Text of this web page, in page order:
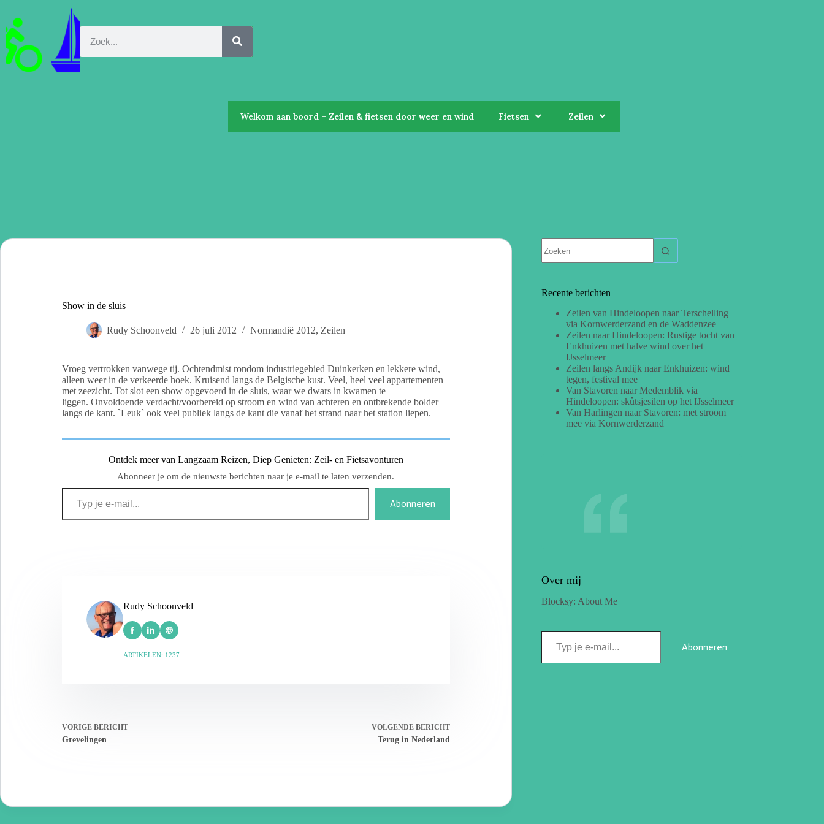
Welkom aan boord – Zeilen & fietsen door weer en wind Fietsen Zeilen
Show in de sluis
Rudy Schoonveld 26 juli 2012 Normandië 2012, Zeilen
Vroeg vertrokken vanwege tij. Ochtendmist rondom industriegebied Duinkerken en lekkere wind,
alleen weer in de verkeerde hoek. Kruisend langs de Belgische kust. Veel, heel veel appartementen
met zeezicht. Tot slot een show opgevoerd in de sluis, waar we dwars in kwamen te
liggen. Onvoldoende verdacht/voorbereid op stroom en wind van achteren en ontbrekende bolder
langs de kant. `Leuk` ook veel publiek langs de kant die vanaf het strand naar het station liepen.
Ontdek meer van Langzaam Reizen, Diep Genieten: Zeil- en Fietsavonturen
Abonneer je om de nieuwste berichten naar je e-mail te laten verzenden.
Abonneren
Rudy Schoonveld
ARTIKELEN: 1237
VORIGE BERICHT
Grevelingen
VOLGENDE BERICHT
Terug in Nederland
Recente berichten
Zeilen van Hindeloopen naar Terschelling
via Kornwerderzand en de Waddenzee
Zeilen naar Hindeloopen: Rustige tocht van
Enkhuizen met halve wind over het
IJsselmeer
Zeilen langs Andijk naar Enkhuizen: wind
tegen, festival mee
Van Stavoren naar Medemblik via
Hindeloopen: skûtsjesilen op het IJsselmeer
Van Harlingen naar Stavoren: met stroom
mee via Kornwerderzand
Over mij
Blocksy: About Me
Abonneren